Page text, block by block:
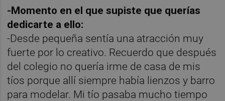
-Momento en el que supiste que querías
dedicarte a ello:
-Desde pequeña sentía una atracción muy
fuerte por lo creativo. Recuerdo que después
del colegio no quería irme de casa de mis
tíos porque allí siempre había lienzos y barro
para modelar. Mi tío pasaba mucho tiempo